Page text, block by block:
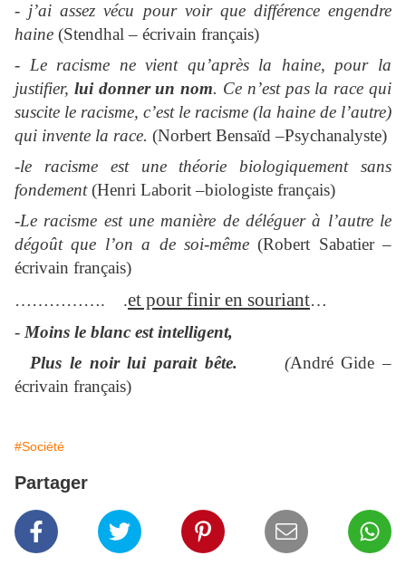
- j’ai assez vécu pour voir que différence engendre
haine (Stendhal – écrivain français)
- Le racisme ne vient qu’après la haine, pour la
justifier, lui donner un nom. Ce n’est pas la race qui
suscite le racisme, c’est le racisme (la haine de l’autre)
qui invente la race. (Norbert Bensaïd –Psychanalyste)
-le racisme est une théorie biologiquement sans
fondement(Henri Laborit –biologiste français)
-Le racisme est une manière de déléguer à l’autre le
dégoût que l’on a de soi-même(Robert Sabatier –
écrivain français)
……………. .et pour finir en souriant…
- Moins le blanc est intelligent,
Plus le noir lui parait bête. (André Gide –
écrivain français)
#Société
Partager